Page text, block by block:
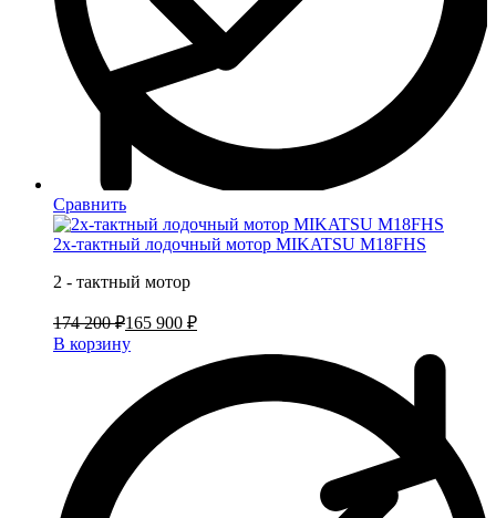
Сравнить
2х-тактный лодочный мотор MIKATSU M18FHS
2 - тактный мотор
174 200 ₽165 900 ₽
В корзину